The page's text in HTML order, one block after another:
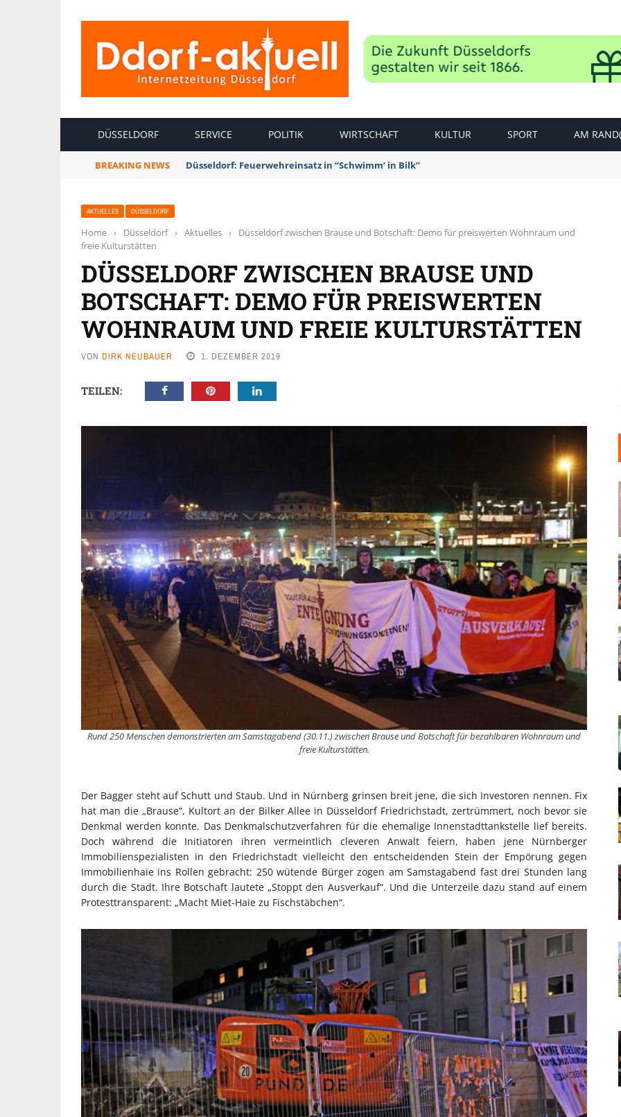
DÜSSELDORF SERVICE POLITIK WIRTSCHAFT KULTUR SPORT AM
BREAKING NEWS Düsseldorf: Punk-Bahn-Fahrt mit Dosenbier und bester Stimmung
AKTUELLES DÜSSELDORF
Home › Düsseldorf › Aktuelles ›
Düsseldorf zwischen Brause und Botschaft: Demo für preiswerten Wohnraum und
freie Kulturstätten
DÜSSELDORF ZWISCHEN BRAUSE UND
BOTSCHAFT: DEMO FÜR PREISWERTEN
WOHNRAUM UND FREIE KULTURSTÄTTEN
VON DIRK NEUBAUER 1. DEZEMBER 2019
TEILEN:
Rund 250 Menschen demonstrierten am Samstagabend (30.11.) zwischen Brause und Botschaft für bezahlbaren Wohnraum und
freie Kulturstätten.
Der Bagger steht auf Schutt und Staub. Und in Nürnberg grinsen breit jene, die sich Investoren nennen. Fix
hat man die „Brause“, Kultort an der Bilker Allee in Düsseldorf Friedrichstadt, zertrümmert, noch bevor sie
Denkmal werden konnte. Das Denkmalschutzverfahren für die ehemalige Innenstadttankstelle lief bereits.
Doch während die Initiatoren ihren vermeintlich cleveren Anwalt feiern, haben jene Nürnberger
Immobilienspezialisten in den Friedrichstadt vielleicht den entscheidenden Stein der Empörung gegen
Immobilienhaie ins Rollen gebracht: 250 wütende Bürger zogen am Samstagabend fast drei Stunden lang
durch die Stadt. Ihre Botschaft lautete „Stoppt den Ausverkauf“. Und die Unterzeile dazu stand auf einem
Protesttransparent: „Macht Miet-Haie zu Fischstäbchen“.